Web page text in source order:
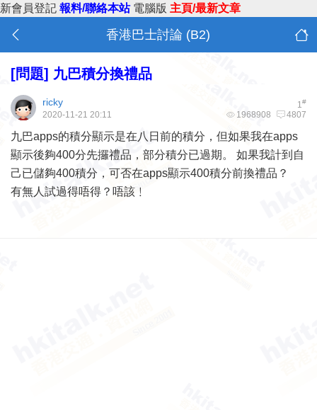
新會員登記 報料/聯絡本站 電腦版 主頁/最新文章
香港巴士討論 (B2)
[問題] 九巴積分換禮品
1#
ricky
1968908 4807
2020-11-21 20:11
九巴apps的積分顯示是在八日前的積分，但如果我在apps
顯示後夠400分先攞禮品，部分積分已過期。 如果我計到自
己已儲夠400積分，可否在apps顯示400積分前換禮品？
有無人試過得唔得？唔該﹗